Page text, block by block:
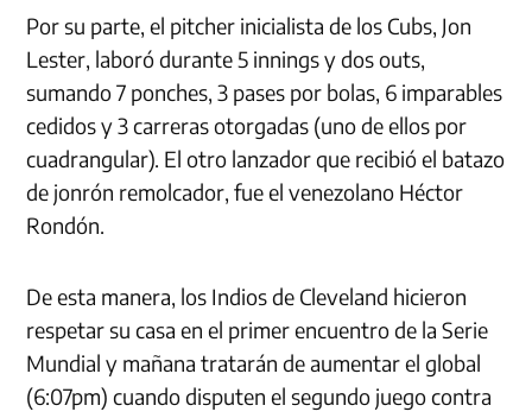
Por su parte, el pitcher inicialista de los Cubs, Jon
Lester, laboró durante 5 innings y dos outs,
sumando 7 ponches, 3 pases por bolas, 6 imparables
cedidos y 3 carreras otorgadas (uno de ellos por
cuadrangular). El otro lanzador que recibió el batazo
de jonrón remolcador, fue el venezolano Héctor
Rondón.
De esta manera, los Indios de Cleveland hicieron
respetar su casa en el primer encuentro de la Serie
Mundial y mañana tratarán de aumentar el global
(6:07pm) cuando disputen el segundo juego contra